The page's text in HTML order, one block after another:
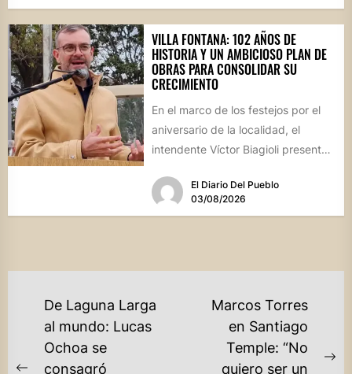
VILLA FONTANA: 102 AÑOS DE
HISTORIA Y UN AMBICIOSO PLAN DE
OBRAS PARA CONSOLIDAR SU
CRECIMIENTO
En el marco de los festejos por el
aniversario de la localidad, el
intendente Víctor Biagioli presentó
El Diario Del Pueblo
03/08/2026
NAVEGACIÓN
ENTRADAS
De Laguna Larga
al mundo: Lucas
Ochoa se
consagró
Marcos Torres
en Santiago
Temple: “No
quiero ser un